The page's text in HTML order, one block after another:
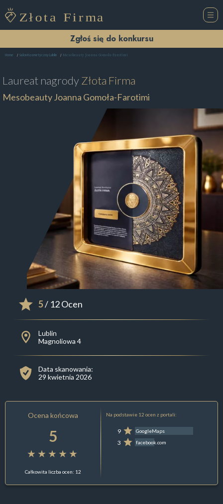
Zgłoś się do konkursu
Home Salon Kosmetyczny Lublin Mesobeauty Joanna Gomoła-Farotimi
Laureat nagrodyZłota Firma
Mesobeauty Joanna Gomoła-Farotimi
5/ 12 Ocen
Lublin
Magnoliowa 4
Data skanowania:
29 kwietnia 2026
Ocena końcowa
5
Całkowita liczba ocen: 12
Na podstawie 12 ocen z portali:
9 GoogleMaps
3 facebook.com